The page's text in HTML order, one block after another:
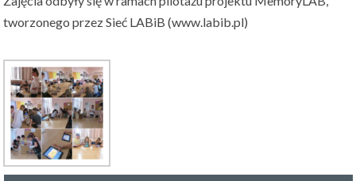
tworzonego przez Sieć LABiB (www.labib.pl)